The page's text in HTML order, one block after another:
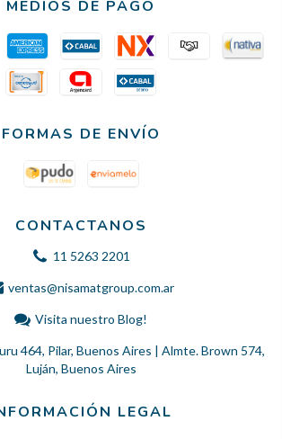
MEDIOS DE PAGO
FORMAS DE ENVÍO
CONTACTANOS
11 5263 2201
ventas@nisamatgroup.com.ar
Visita nuestro Blog!
464, Pilar, Buenos Aires | Almte. Brown 574,
Luján, Buenos Aires
LEGAL